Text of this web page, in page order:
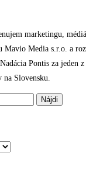
marketingu,
Mavio Media s.r.o. a
Pontis za jeden
na Slovensku.